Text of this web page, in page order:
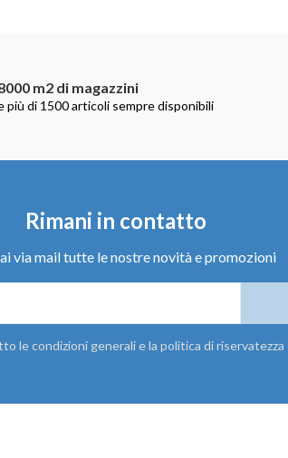
m2 di magazzini
più di 1500 articoli sempre disponibili
Rimani in contatto
via mail tutte le nostre novità e promozioni
le condizioni generali e la politica di riservatezza